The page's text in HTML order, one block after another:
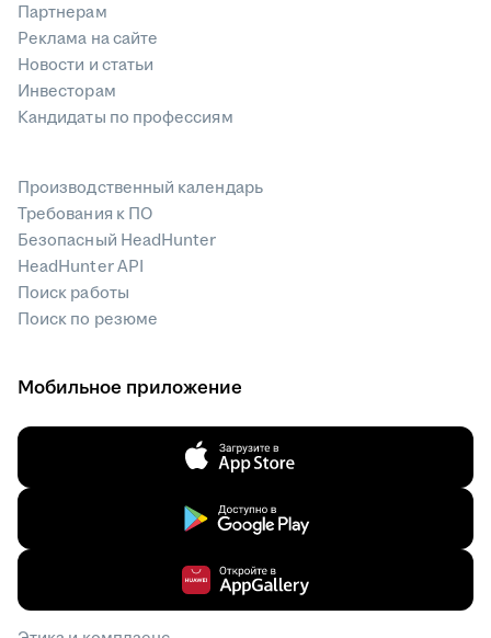
Партнерам
Реклама на сайте
Новости и статьи
Инвесторам
Кандидаты по профессиям
Производственный календарь
Требования к ПО
Безопасный HeadHunter
HeadHunter API
Поиск работы
Поиск по резюме
Мобильное приложение